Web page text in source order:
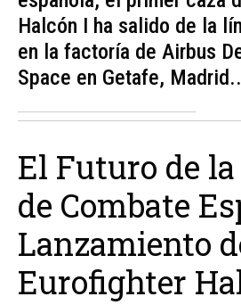
Halcón I ha salido de la
en la factoría de Airbus
Space en Getafe,
El Futuro de
de Combate
Lanzamiento
Eurofighter